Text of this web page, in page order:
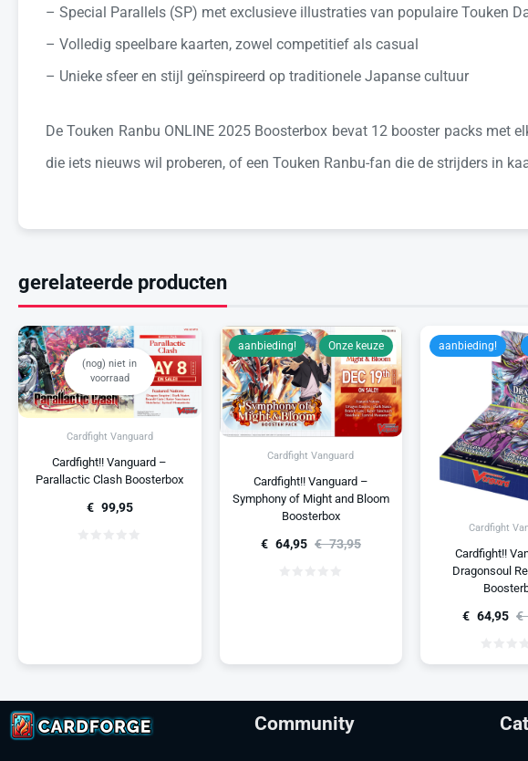
– Special Parallels (SP) met exclusieve illustraties van populaire Touken
– Volledig speelbare kaarten, zowel competitief als casual
– Unieke sfeer en stijl geïnspireerd op traditionele Japanse cultuur
De Touken Ranbu ONLINE 2025 Boosterbox bevat 12 booster packs met
die iets nieuws wil proberen, of een Touken Ranbu-fan die de strijders in
gerelateerde producten
(nog) niet in
voorraad
Cardfight Vanguard
Cardfight!! Vanguard –
Parallactic Clash Boosterbox
€ 99,95
Cardfight Vanguard
Cardfight!! Vanguard –
Symphony of Might and Bloom
Boosterbox
€ 73,95
€ 64,95
aanbieding! Onze keuze
Cardfight
Cardfight!!
Dragonsoul
€
€ 64,95
aanbieding!
Community